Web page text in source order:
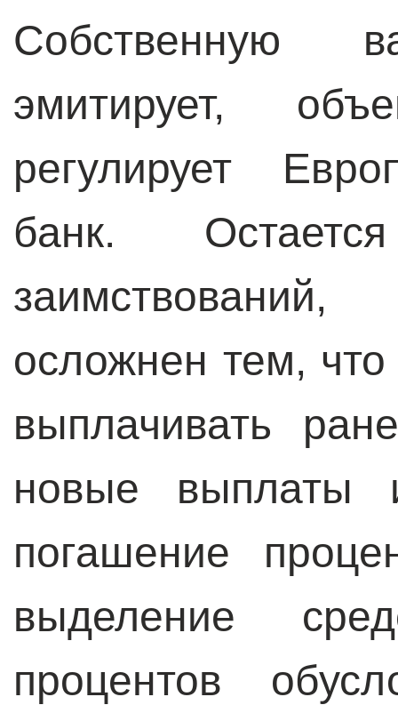
Собственную
эмитирует,
регулирует
банк.
осложнен тем,
выплачивать
новые выплаты
погашение
выделение
процентов